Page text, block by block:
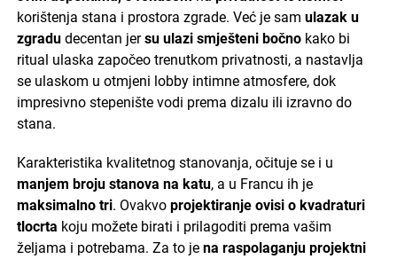
korištenja stana i prostora zgrade. Već je sam ulazak u
zgradudecentan jersu ulazi smješteni bočnokako bi
ritual ulaska započeo trenutkom privatnosti, a nastavlja
se ulaskom u otmjeni lobby intimne atmosfere, dok
impresivno stepenište vodi prema dizalu ili izravno do
stana.
Karakteristika kvalitetnog stanovanja, očituje se i u
manjem broju stanova na katu, a u Francu ih je
maksimalno tri. Ovakvo projektiranje ovisi o kvadraturi
tlocrta koju možete birati i prilagoditi prema vašim
željama i potrebama. Za to je na raspolaganju projektni